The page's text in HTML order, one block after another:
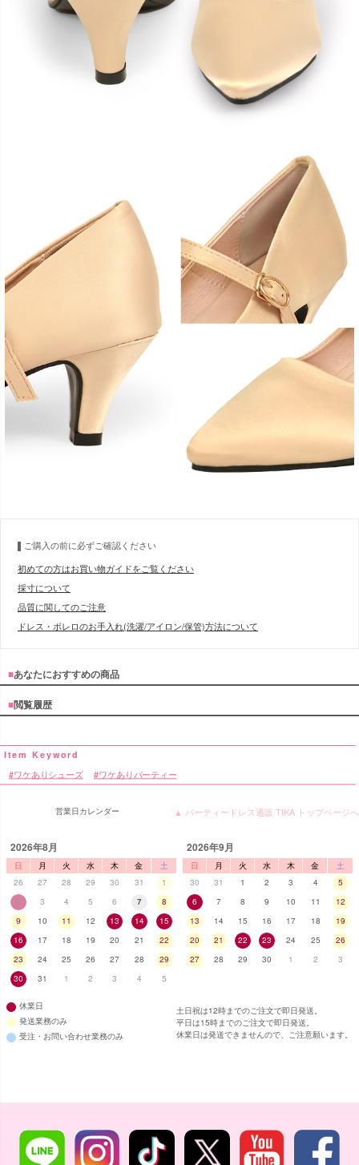
ご購入の前に必ずご確認ください
初めての方はお買い物ガイドをご覧ください
採寸について
品質に関してのご注意
ドレス・ボレロのお手入れ(洗濯/アイロン/保管)方法について
■あなたにおすすめの商品
■閲覧履歴
ワケありシューズ ワケありパーティー
▲ パーティードレス通販 TIKA トップページへ
営業日カレンダー
2026年8月
日 月 火 水 木 金
土
26
27 28 29 30 31
1
2
3 4 5 6 7
8
9
10 11 12 13 14
15
16
17 18 19 20 21
22
23
24 25 26 27 28
29
30
31 1 2 3 4 5
2026年9月
日 月 火 水 木 金
土
30
31 1 2 3 4
5
6
7 8 9 10 11
12
13
14 15 16 17 18
19
20
21 22 23 24 25
26
27
28 29 30 1 2 3
休業日
発送業務のみ
受注・お問い合わせ業務のみ
土日祝は12時までのご注文で即日発送。
平日は15時までのご注文で即日発送。
休業日は発送できませんので、ご注意願います。